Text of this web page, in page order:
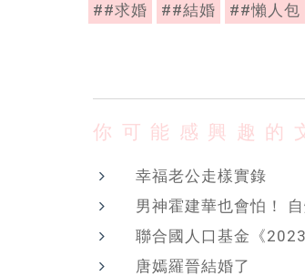
##求婚 ##結婚 ##懶人包
你可能感興趣的
幸福老公走樣實錄
男神霍建華也會怕！
聯合國人口基金《
唐嫣羅晉結婚了